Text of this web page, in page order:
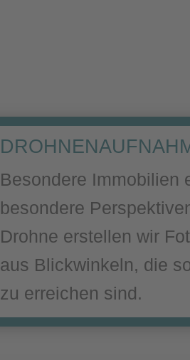
Besondere Immobilien
besondere
Drohne erstellen wir
aus Blickwinkeln, die
zu erreichen sind.